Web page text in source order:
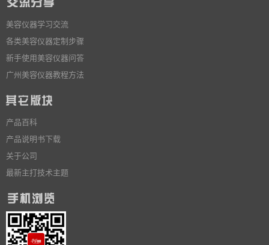
美容仪器学习交流
各类美容仪器定制步骤
新手使用美容仪器问答
广州美容仪器教程方法
产品百科
产品说明书下载
关于公司
最新主打技术主题